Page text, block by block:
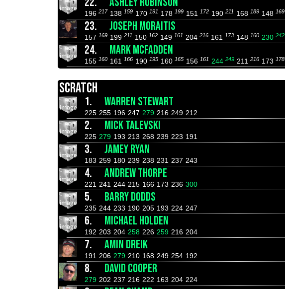
196 217 138 159 170 191 178 199 151 172 190 211 168 189 148 169
23. JOSEPH MORAITIS
157 169 199 211 150 162 149 161 204 216 161 173 148 160 230 242
24. MARK MCFADDEN
155 160 161 166 190 195 160 165 156 161 244 249 211 216 173 178
SCRATCH
1.
WARREN STEWART
225 255 196 247 279 216 249 212
2. MICK TALEVSKI
225 279 193 213 268 239 223 191
3. JAMEY RYAN
183 259 180 239 238 231 237 243
4. ANDREW THORPE
221 241 244 215 166 173 236 300
5. BARRY DODDS
235 244 233 190 205 193 224 247
6. MICHAEL HOLDEN
192 203 204 258 226 259 216 204
7. AMIN DREIK
191 206 279 210 168 249 254 192
8. DAVID COOPER
279 202 237 216 222 163 204 224